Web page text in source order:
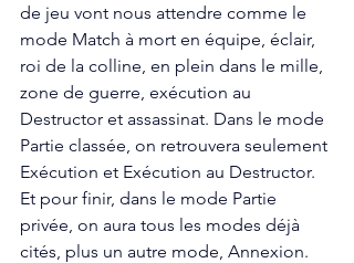
de jeu vont nous attendre comme le
mode Match à mort en équipe, éclair,
roi de la colline, en plein dans le mille,
zone de guerre, exécution au
Destructor et assassinat. Dans le mode
Partie classée, on retrouvera seulement
Exécution et Exécution au Destructor.
Et pour finir, dans le mode Partie
privée, on aura tous les modes déjà
cités, plus un autre mode, Annexion.